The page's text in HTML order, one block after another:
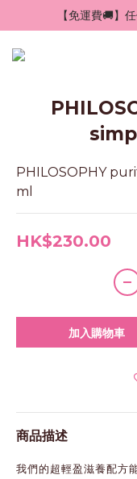
【免運費🚚】
PHILOSOPHY
ml
HK$230.00
加入購物車
商品描述
我們的超輕盈滋養配方